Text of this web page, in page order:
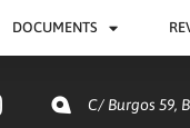
DOCUMENTS
C/ Burgos 59,